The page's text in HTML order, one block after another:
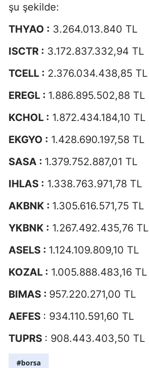
şu şekilde:
THYAO : 3.264.013.840 TL
ISCTR : 3.172.837.332,94 TL
TCELL : 2.376.034.438,85 TL
EREGL : 1.886.895.502,88 TL
KCHOL : 1.872.434.184,10 TL
EKGYO : 1.428.690.197,58 TL
SASA : 1.379.752.887,01 TL
IHLAS : 1.338.763.971,78 TL
AKBNK : 1.305.616.571,75 TL
YKBNK : 1.267.492.435,76 TL
ASELS : 1.124.109.809,10 TL
KOZAL : 1.005.888.483,16 TL
BIMAS : 957.220.271,00 TL
AEFES : 934.110.591,60 TL
TUPRS : 908.443.403,50 TL
#borsa